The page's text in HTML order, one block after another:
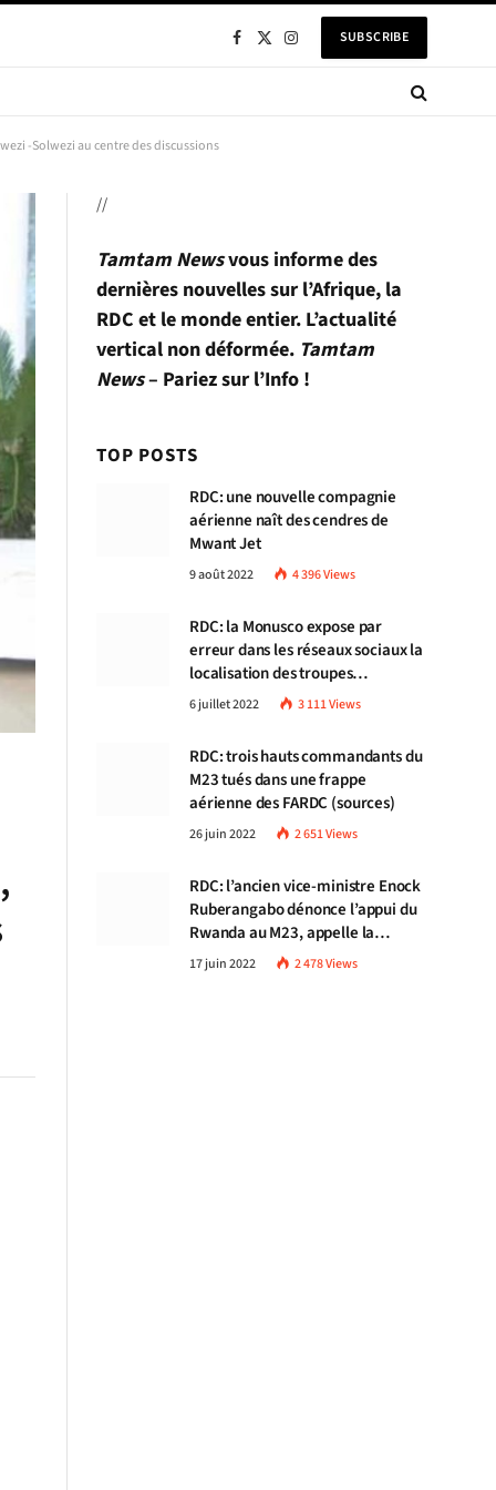
Facebook
X
InstagramSUBSCRIBE
-Solwezi au centre des discussions
//
Tamtam Newsvous informe des
dernières nouvelles sur l’Afrique, la
RDC et le monde entier. L’actualité
vertical non déformée. Tamtam
News– Pariez sur l’Info !
TOP POSTS
RDC: une nouvelle compagnie
aérienne naît des cendres de
Mwant Jet
9 août 2022 4 396Views
RDC: la Monusco expose par
erreur dans les réseaux sociaux la
localisation des troupes
congolaises
6 juillet 2022 3 111Views
RDC: trois hauts commandants du
M23 tués dans une frappe
aérienne des FARDC (sources)
26 juin 2022 2 651Views
RDC: l’ancien vice-ministre Enock
Ruberangabo dénonce l’appui du
Rwanda au M23, appelle la
communauté internationale à
stopper Kigali
17 juin 2022 2 478Views